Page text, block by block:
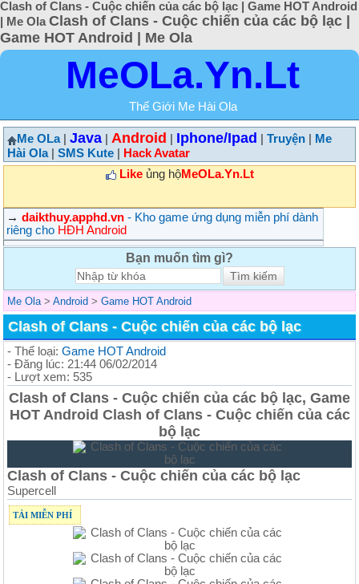
Clash of Clans - Cuộc chiến của các bộ lạc | Game HOT Android
| Me Ola Clash of Clans - Cuộc chiến của các bộ lạc |
Game HOT Android | Me Ola
MeOLa.Yn.Lt
Thế Giới Me Hài Ola
Me OLa| Java Android Iphone/Ipad Truyện
Me
Hài Ola| SMS Kute
Hack Avatar
Likeủng hộMeOLa.Yn.Lt
→ daikthuy.apphd.vn - Kho game ứng dụng miễn phí dành
riêng cho HĐH Android
Bạn muốn tìm gì?
Me Ola > Android > Game HOT Android
Clash of Clans - Cuộc chiến của các bộ lạc
- Thể loại: Game HOT Android
- Đăng lúc: 21:44 06/02/2014
- Lượt xem: 535
Clash of Clans - Cuộc chiến của các bộ lạc, Game
HOT Android Clash of Clans - Cuộc chiến của các
bộ lạc
Clash of Clans - Cuộc chiến của các bộ lạc
Supercell
TẢI MIỄN PHÍ